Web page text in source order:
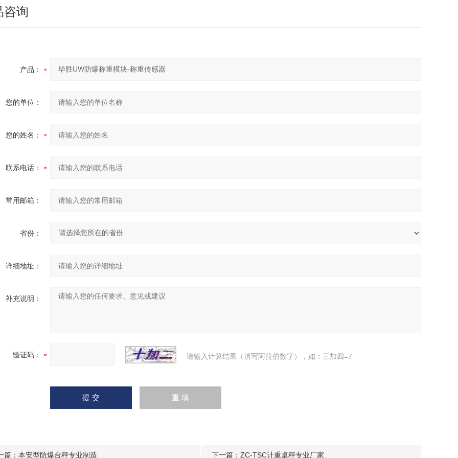
咨询
产品：
您的单位：
您的姓名：
联系电话：
常用邮箱：
省份：
详细地址：
补充说明：
验证码： 请输入计算结果（填写阿拉伯数字），如：三加四=7
篇： 本安型防爆台秤专业制造 下一篇： ZC-TSC计重桌秤专业厂家